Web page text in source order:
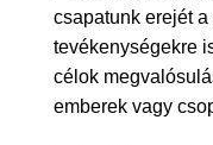
csapatunk erejét
tevékenységekre
célok
emberek vagy